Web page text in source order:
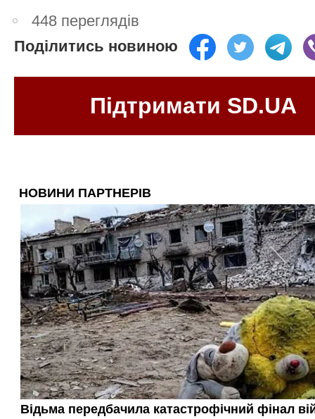
448 переглядів
Поділитись новиною
Підтримати SD.UA